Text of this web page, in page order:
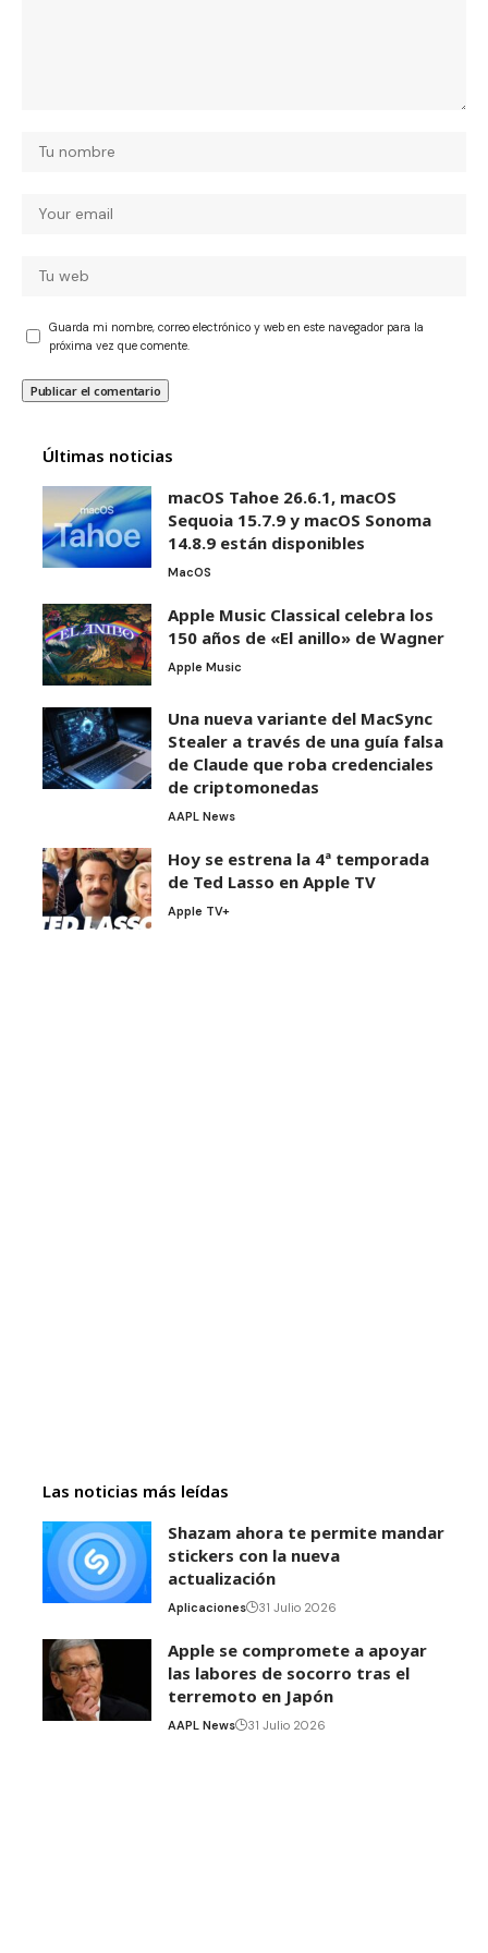
Guarda mi nombre, correo electrónico y web en este navegador para la
próxima vez que comente.
Últimas noticias
macOS Tahoe 26.6.1, macOS
Sequoia 15.7.9 y macOS Sonoma
14.8.9 están disponibles
MacOS
Apple Music Classical celebra los
150 años de «El anillo» de Wagner
Apple Music
Una nueva variante del MacSync
Stealer a través de una guía falsa
de Claude que roba credenciales
de criptomonedas
AAPL News
Hoy se estrena la 4ª temporada
de Ted Lasso en Apple TV
Apple TV+
Las noticias más leídas
Shazam ahora te permite mandar
stickers con la nueva
actualización
Aplicaciones 31 Julio 2026
Apple se compromete a apoyar
las labores de socorro tras el
terremoto en Japón
AAPL News 31 Julio 2026